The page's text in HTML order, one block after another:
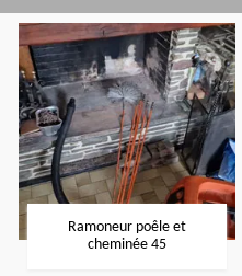
Ramoneur poêle et
cheminée 45